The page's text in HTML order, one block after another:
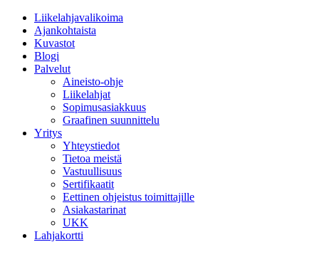
Liikelahjavalikoima
Ajankohtaista
Kuvastot
Blogi
Palvelut
Aineisto-ohje
Liikelahjat
Sopimusasiakkuus
Graafinen suunnittelu
Yritys
Yhteystiedot
Tietoa meistä
Vastuullisuus
Sertifikaatit
Eettinen ohjeistus toimittajille
Asiakastarinat
UKK
Lahjakortti